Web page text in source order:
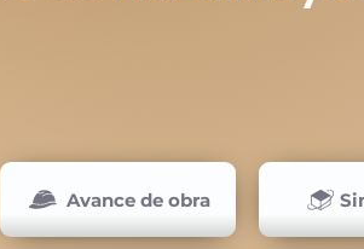
Avance de obra